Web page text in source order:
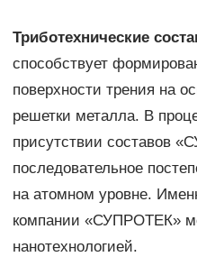
Триботехнические
способствует
поверхности трения на
решетки металла. В
присутствии составов
последовательное
на атомном уровне.
компании «СУПРОТЕК»
нанотехнологией.